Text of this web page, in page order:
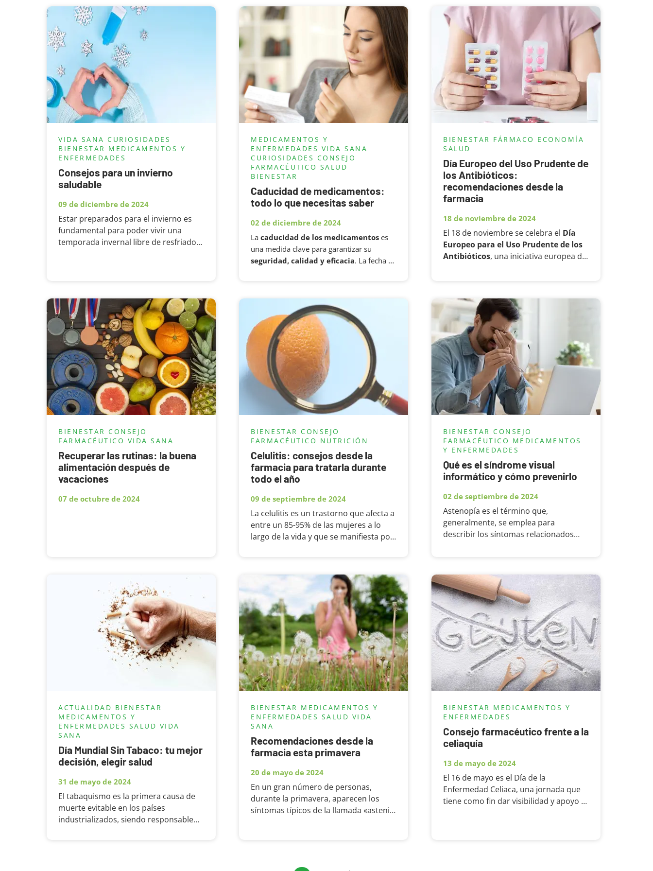
VIDA SANA CURIOSIDADES
BIENESTAR MEDICAMENTOS Y
ENFERMEDADES
Consejos para un invierno
saludable
09 de diciembre de 2024
Estar preparados para el invierno es
fundamental para poder vivir una
temporada invernal libre de resfriados,
MEDICAMENTOS Y
ENFERMEDADES VIDA SANA
CURIOSIDADES CONSEJO
FARMACÉUTICO SALUD
BIENESTAR
Caducidad de medicamentos:
todo lo que necesitas saber
02 de diciembre de 2024
La caducidad de los medicamentos es
una medida clave para garantizar su
seguridad, calidad y eficacia. La fecha de
físicas ni contaminación microbiana.
BIENESTAR FÁRMACO ECONOMÍA
SALUD
Día Europeo del Uso Prudente de
los Antibióticos:
recomendaciones desde la
farmacia
18 de noviembre de 2024
El 18 de noviembre se celebra el Día
Europeo para el Uso Prudente de los
Antibióticos, una iniciativa europea de
antibióticossupone para la salud
pública y fomentar el uso prudente de
los mismos.
BIENESTAR CONSEJO
FARMACÉUTICO VIDA SANA
Recuperar las rutinas: la buena
alimentación después de
vacaciones
07 de octubre de 2024
BIENESTAR CONSEJO
FARMACÉUTICO NUTRICIÓN
Celulitis: consejos desde la
farmacia para tratarla durante
todo el año
09 de septiembre de 2024
La celulitis es un trastorno que afecta a
entre un 85-95% de las mujeres a lo
largo de la vida y que se manifiesta por
BIENESTAR CONSEJO
FARMACÉUTICO MEDICAMENTOS
Y ENFERMEDADES
Qué es el síndrome visual
informático y cómo prevenirlo
02 de septiembre de 2024
Astenopía es el término que,
generalmente, se emplea para
describir los síntomas relacionados
68,5%. Estos esfuerzos visuales
conllevan cambios en la...
ACTUALIDAD BIENESTAR
MEDICAMENTOS Y
ENFERMEDADES SALUD VIDA
SANA
Día Mundial Sin Tabaco: tu mejor
decisión, elegir salud
31 de mayo de 2024
El tabaquismo es la primera causa de
muerte evitable en los países
industrializados, siendo responsable
BIENESTAR MEDICAMENTOS Y
ENFERMEDADES SALUD VIDA
SANA
Recomendaciones desde la
farmacia esta primavera
20 de mayo de 2024
En un gran número de personas,
durante la primavera, aparecen los
síntomas típicos de la llamada «astenia
tristeza, ansiedad, pérdida del apetito,
BIENESTAR MEDICAMENTOS Y
ENFERMEDADES
Consejo farmacéutico frente a la
celiaquía
13 de mayo de 2024
El 16 de mayo es el Día de la
Enfermedad Celiaca, una jornada que
tiene como fin dar visibilidad y apoyo a